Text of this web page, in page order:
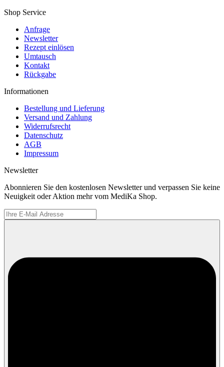
Shop Service
Anfrage
Newsletter
Rezept einlösen
Umtausch
Kontakt
Rückgabe
Informationen
Bestellung und Lieferung
Versand und Zahlung
Widerrufsrecht
Datenschutz
AGB
Impressum
Newsletter
Abonnieren Sie den kostenlosen Newsletter und verpassen Sie keine
Neuigkeit oder Aktion mehr vom MediKa Shop.